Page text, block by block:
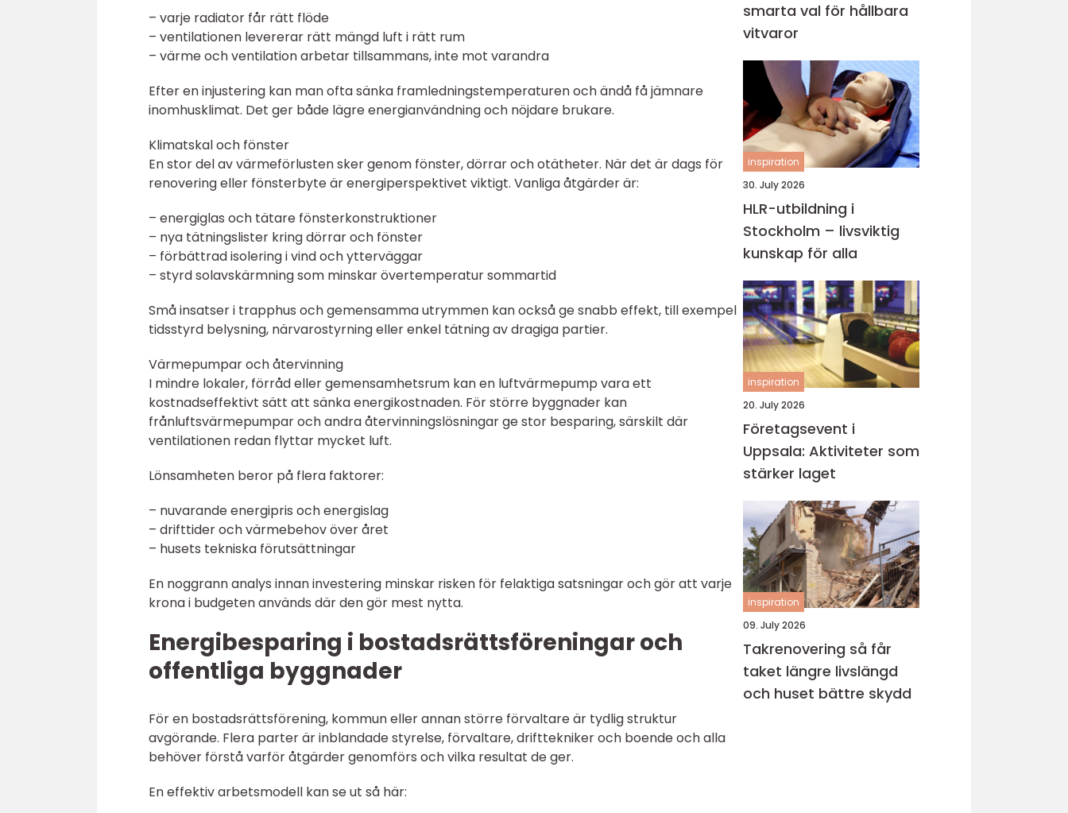
– varje radiator får rätt flöde
– ventilationen levererar rätt mängd luft i rätt rum
– värme och ventilation arbetar tillsammans, inte mot varandra
Efter en injustering kan man ofta sänka framledningstemperaturen och ändå få jämnare
inomhusklimat. Det ger både lägre energianvändning och nöjdare brukare.
Klimatskal och fönster
En stor del av värmeförlusten sker genom fönster, dörrar och otätheter. När det är dags för
renovering eller fönsterbyte är energiperspektivet viktigt. Vanliga åtgärder är:
– energiglas och tätare fönsterkonstruktioner
– nya tätningslister kring dörrar och fönster
– förbättrad isolering i vind och ytterväggar
– styrd solavskärmning som minskar övertemperatur sommartid
Små insatser i trapphus och gemensamma utrymmen kan också ge snabb effekt, till exempel
tidsstyrd belysning, närvarostyrning eller enkel tätning av dragiga partier.
Värmepumpar och återvinning
I mindre lokaler, förråd eller gemensamhetsrum kan en luftvärmepump vara ett
kostnadseffektivt sätt att sänka energikostnaden. För större byggnader kan
frånluftsvärmepumpar och andra återvinningslösningar ge stor besparing, särskilt där
ventilationen redan flyttar mycket luft.
Lönsamheten beror på flera faktorer:
– nuvarande energipris och energislag
– drifttider och värmebehov över året
– husets tekniska förutsättningar
En noggrann analys innan investering minskar risken för felaktiga satsningar och gör att varje
krona i budgeten används där den gör mest nytta.
Energibesparing i bostadsrättsföreningar och
offentliga byggnader
För en bostadsrättsförening, kommun eller annan större förvaltare är tydlig struktur
avgörande. Flera parter är inblandade styrelse, förvaltare, drifttekniker och boende och alla
behöver förstå varför åtgärder genomförs och vilka resultat de ger.
En effektiv arbetsmodell kan se ut så här:
smarta val för hållbara
vitvaror
inspiration
30. July 2026
HLR-utbildning i
Stockholm – livsviktig
kunskap för alla
inspiration
20. July 2026
Företagsevent i
Uppsala: Aktiviteter som
stärker laget
inspiration
09. July 2026
Takrenovering så får
taket längre livslängd
och huset bättre skydd